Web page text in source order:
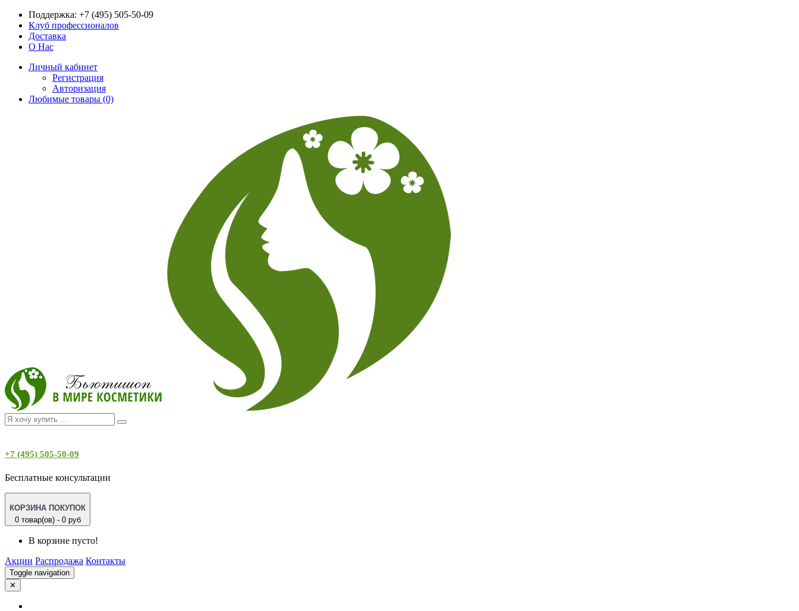
Поддержка: +7 (495) 505-50-09
Клуб профессионалов
Доставка
О Нас
Личный кабинет
Регистрация
Авторизация
Любимые товары (0)
+7 (495) 505-50-09
Бесплатные консультации
КОРЗИНА ПОКУПОК
0 товар(ов) - 0 руб
В корзине пусто!
Акции Распродажа Контакты
Toggle navigation
✕